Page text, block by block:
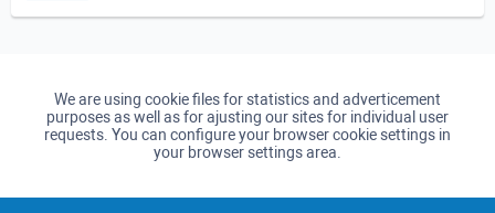
We are using cookie files for statistics and adverticement
purposes as well as for ajusting our sites for individual user
requests. You can configure your browser cookie settings in
your browser settings area.